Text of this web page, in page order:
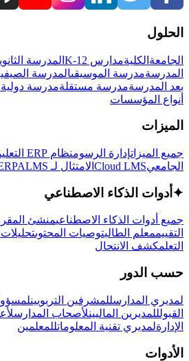
الحلول
الجامعة الكليةمدارس K-12 المدرسة
المدرسةمدرسة الموسيقىالمدرسة
بعد المدرسةمدرسة مستقلةمدرسة دولية
أنواع المؤسسات
الميزات
جميع الميزاتإدارة الرسومنظام ERP التعليمي
الجامعيCloud LMS الامتثال لـ FERPA LMS
✦ أدوات الذكاء الاصطناعي
جميع أدوات الذكاء الاصطناعيمنشئ
التقييممعلم الطالبتوصيات المحتوىتحليلات
التعلمكشف الانتحال
حسب الدور
لمديري المدارسللمشرفين التربويين
القبولللمديرين الماليينلأصحاب المدارس
الإدارةلمديري تقنية المعلوماتللمعلمين
الأدوات